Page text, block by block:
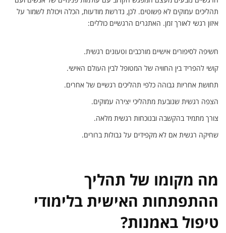
תהליכים עמוקים לא פשוטים. לכן, נדרשת מודעות, הכלה ויכולת לשמור על
איזון רגשי לאורך זמן. האתגרים הרגשיים כוללים:
חשיפה לסיפורים אישיים מורכבים וטעונים רגשית.
קושי להפריד בין החוויה של המטופל לבין העולם האישי.
תחושת אחריות גבוהה כלפי תהליכים רגשיים של אחרים.
הצפה רגשית שנובעת מתהליכי יצירה עמוקים.
צורך מתמיד בהקשבה ובנוכחות רגשית מלאה.
שחיקה רגשית אם לא מקפידים על גבולות ברורים.
מה מקומו של תהליך
ההתפתחות האישית בלימודי
טיפול באמנות?